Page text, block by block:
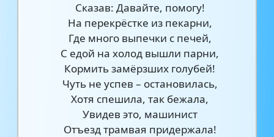
Сказав: Давайте, помогу!
На перекрёстке из пекарни,
Где много выпечки с печей,
С едой на холод вышли парни,
Кормить замёрзших голубей!
Чуть не успев – остановилась,
Хотя спешила, так бежала,
Увидев это, машинист
Отъезд трамвая придержала!